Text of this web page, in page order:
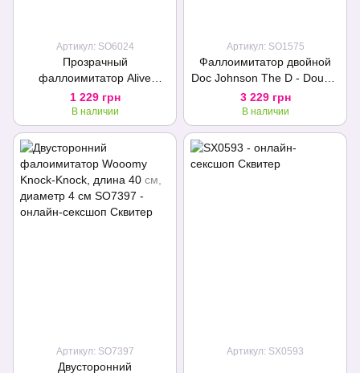
Артикул: SO6024
Прозрачный
фаллоимитатор Alive
Imperium Jelly Dildo для
двойного проникновения
1 229 грн
В наличии
Артикул: SO1575
Фаллоимитатор двойной
Doc Johnson The D - Double
D - 16 Inch - ULTRASKYN,
диаметр 4,4см, Vack-U-Lock
3 229 грн
В наличии
Артикул: SO7397
Двусторонний
Артикул: SX0593